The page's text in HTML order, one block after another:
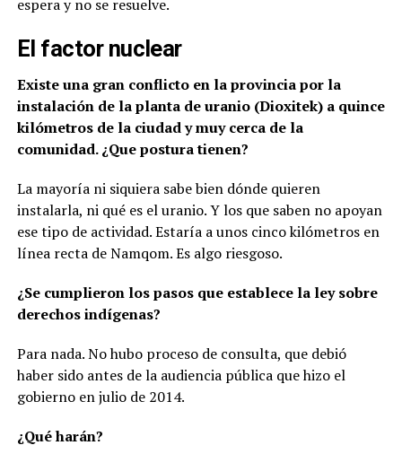
espera y no se resuelve.
El factor nuclear
Existe una gran conflicto en la provincia por la
instalación de la planta de uranio (Dioxitek) a quince
kilómetros de la ciudad y muy cerca de la
comunidad. ¿Que postura tienen?
La mayoría ni siquiera sabe bien dónde quieren
instalarla, ni qué es el uranio. Y los que saben no apoyan
ese tipo de actividad. Estaría a unos cinco kilómetros en
línea recta de Namqom. Es algo riesgoso.
¿Se cumplieron los pasos que establece la ley sobre
derechos indígenas?
Para nada. No hubo proceso de consulta, que debió
haber sido antes de la audiencia pública que hizo el
gobierno en julio de 2014.
¿Qué harán?